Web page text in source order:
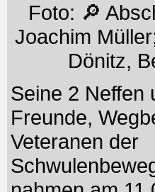
Foto: 🔎
Joachim
Dönitz,
Seine 2 Neffen
Freunde,
Veteranen der